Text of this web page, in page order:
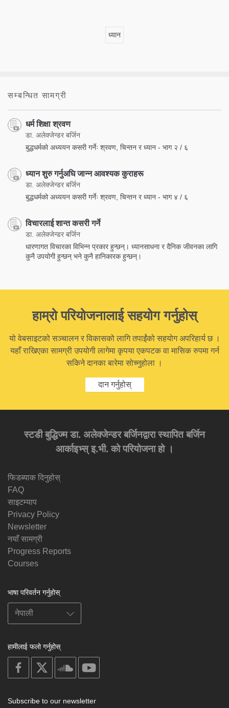
ध्यान
सम्बन्धित सामग्री
धर्म शिक्षा श्रवण
डा. अलेक्जेन्डर बर्जिन
बुद्धधर्मको अध्ययन कसरी गर्नेः श्रवण, चिन्तन र ध्यान - भाग २ / ६
ध्यान शुरु गर्नुअघि जान्न आवश्यक कुराहरू
डा. अलेक्जेन्डर बर्जिन
बुद्धधर्मको अध्ययन कसरी गर्नेः श्रवण, चिन्तन र ध्यान - भाग ४ / ६
विचारलाई शान्त कसरी गर्ने
डा. अलेक्जेन्डर बर्जिन
धारणागत विचारका विभिन्न प्रकार हुन्छन्। ध्यानसाधना र दैनिक जीवनका लागि
कुनै उपयोगी हुन्छन् भने कुनै हानिकारक हुन्छन्।
हाम्रो परियोजनालाई सहयोग गर्नुहोस्
यो वेबसाइटको सञ्चालन र विकासको लागि तपाईंको सहयोग अपरिहार्य छ ।
यहाँ राखिएका सामग्री उपयोगी लागेमा कृपया एकपटक वा मासिक रुपमा गर्न
सकिने दानका बारेमा सोच्नुहोला ।
दान गर्नुहोस्
स्टडी बुद्धिज्म डा. अलेक्जेन्डर बर्जिनद्वारा स्थापित बर्जिन
आर्काइभ्स् इ.भी. को परियोजना हो ।
फिडब्याक दिनुहोस्
FAQ
साइटम्याप
Privacy Policy
Newsletter
नयाँ सामग्री
Progress Reports
Courses
भाषा परिवर्तन गर्नुहोस्
हामीलाई फलो गर्नुहोस्
on
facebook
soundcloud
Subscribe to our newsletter